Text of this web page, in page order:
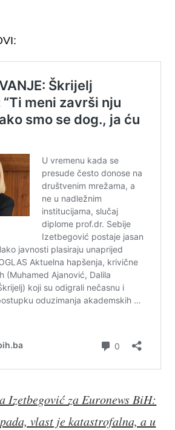
Izetbegović za Euronews BiH:
vlast je katastrofalna, a u